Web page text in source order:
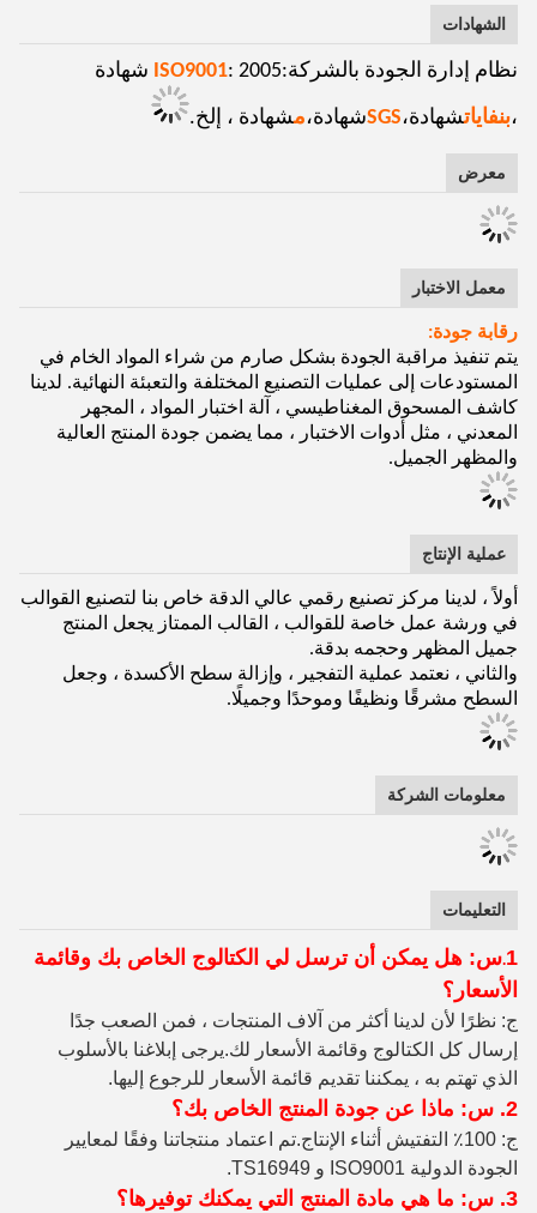
الشهادات
نظام إدارة الجودة بالشركة: ISO9001 : 2005 شهادة
،بنفاياتشهادة،SGSشهادة،مشهادة ، إلخ.
معرض
معمل الاختبار
رقابة جودة:
يتم تنفيذ مراقبة الجودة بشكل صارم من شراء المواد الخام في
المستودعات إلى عمليات التصنيع المختلفة والتعبئة النهائية. لدينا
كاشف المسحوق المغناطيسي ، آلة اختبار المواد ، المجهر
المعدني ، مثل أدوات الاختبار ، مما يضمن جودة المنتج العالية
والمظهر الجميل.
عملية الإنتاج
أولاً ، لدينا مركز تصنيع رقمي عالي الدقة خاص بنا لتصنيع القوالب
في ورشة عمل خاصة للقوالب ، القالب الممتاز يجعل المنتج
جميل المظهر وحجمه بدقة.
والثاني ، نعتمد عملية التفجير ، وإزالة سطح الأكسدة ، وجعل
السطح مشرقًا ونظيفًا وموحدًا وجميلًا.
معلومات الشركة
التعليمات
1
.س: هل يمكن أن ترسل لي الكتالوج الخاص بك وقائمة
الأسعار؟
ج: نظرًا لأن لدينا أكثر من آلاف المنتجات ، فمن الصعب جدًا
إرسال كل الكتالوج وقائمة الأسعار لك.يرجى إبلاغنا بالأسلوب
الذي تهتم به ، يمكننا تقديم قائمة الأسعار للرجوع إليها.
2. س: ماذا عن جودة المنتج الخاص بك؟
ج: 100٪ التفتيش أثناء الإنتاج
.تم اعتماد منتجاتنا وفقًا لمعايير
الجودة الدولية ISO9001 و TS16949.
3. س: ما هي مادة المنتج التي يمكنك توفيرها؟